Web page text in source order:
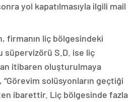
yol kapatılmasıyla ilgili mail
firmanın liç bölgesindeki
süpervizörü S.D. ise liç
itibaren oluşturulmaya
“Görevim solüsyonların geçtiği
ibarettir. Liç bölgesinde fazla